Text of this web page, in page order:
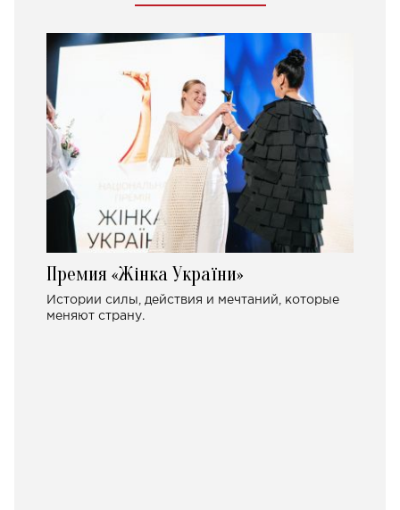
Премия «Жінка України»
Истории силы, действия и мечтаний, которые
меняют страну.